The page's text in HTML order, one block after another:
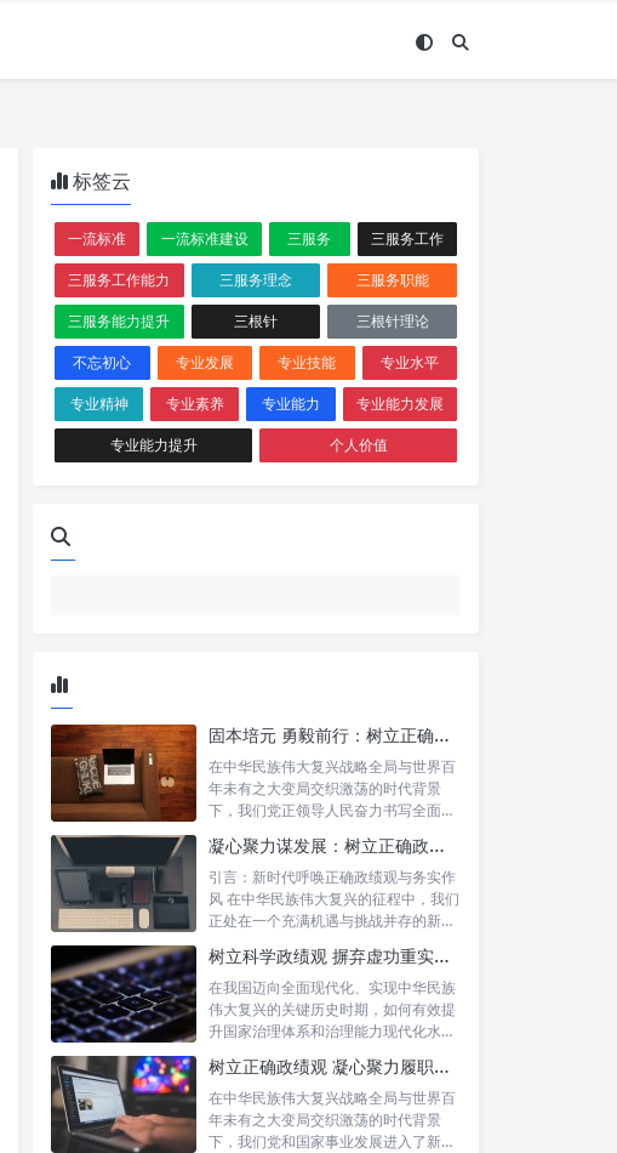
标签云
一流标准 一流标准建设 三服务
三服务工作
三服务工作能力
三服务理念
三服务职能
三服务能力提升
三根针
三根针理论
不忘初心
专业发展 专业技能
专业水平
专业精神
专业素养 专业能力
专业能力发展
专业能力提升
个人价值
固本培元 勇毅前行：树立正确政绩观，坚守初心勇担当的时代命题与实践方略
在中华民族伟大复兴战略全局与世界百
年未有之大变局交织激荡的时代背景
下，我们党正领导人民奋力书写全面建
凝心聚力谋发展：树立正确政绩理念，锤炼务实工作作风
引言：新时代呼唤正确政绩观与务实作
风 在中华民族伟大复兴的征程中，我们
正处在一个充满机遇与挑战并存的新时
树立科学政绩观 摒弃虚功重实绩：迈向高质量发展的必由之路
在我国迈向全面现代化、实现中华民族
伟大复兴的关键历史时期，如何有效提
升国家治理体系和治理能力现代化水
树立正确政绩观 凝心聚力履职尽责：新时代干事创业的根本遵循
在中华民族伟大复兴战略全局与世界百
年未有之大变局交织激荡的时代背景
下，我们党和国家事业发展进入了新的